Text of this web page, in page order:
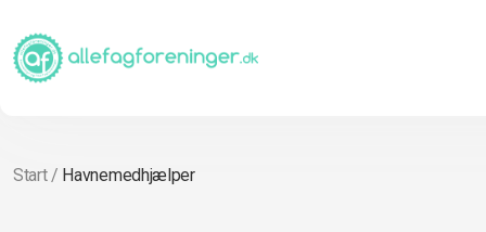
Start/ Havnemedhjælper